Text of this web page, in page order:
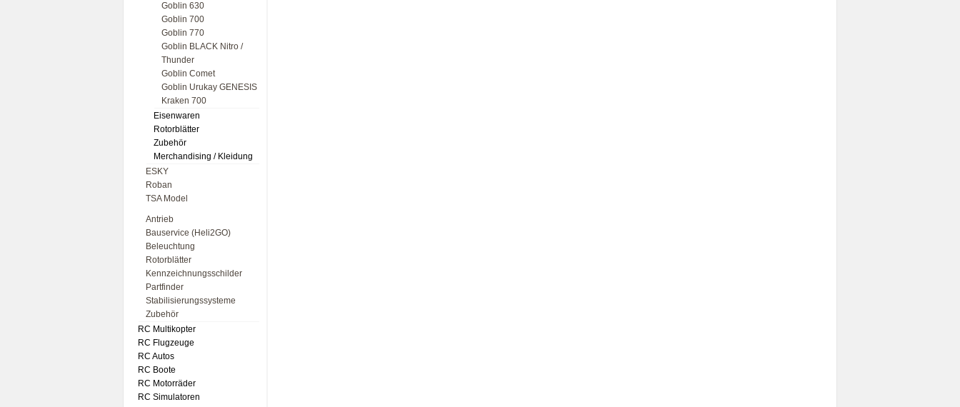
Goblin 630
Goblin 700
Goblin 770
Goblin BLACK Nitro /
Thunder
Goblin Comet
Goblin Urukay GENESIS
Kraken 700
Eisenwaren
Rotorblätter
Zubehör
Merchandising / Kleidung
ESKY
Roban
TSA Model
Antrieb
Bauservice (Heli2GO)
Beleuchtung
Rotorblätter
Kennzeichnungsschilder
Partfinder
Stabilisierungssysteme
Zubehör
RC Multikopter
RC Flugzeuge
RC Autos
RC Boote
RC Motorräder
RC Simulatoren